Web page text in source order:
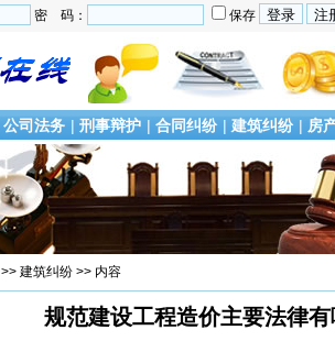
密 码： 保存
公司法务 | 刑事辩护 | 合同纠纷 | 建筑纠纷 | 房
>> 建筑纠纷 >> 内容
规范建设工程造价主要法律